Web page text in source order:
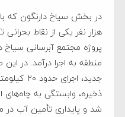
هزار نفر یکی از نقاط
جدید،
ذخیره، وابستگی به چاه‌های
شد و پایداری تأمین آب در